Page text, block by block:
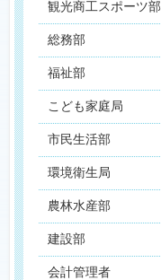
観光商工スポーツ部
総務部
福祉部
こども家庭局
市民生活部
環境衛生局
農林水産部
建設部
会計管理者